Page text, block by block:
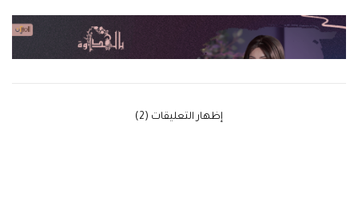
‫إظهار التعليقات (2)